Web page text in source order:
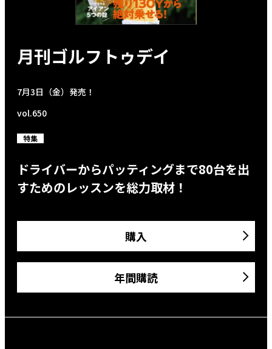
月刊ゴルフトゥデイ
7月3日（金）発売！
vol.650
特集
ドライバーからパッティングまで80台を出
すためのレッスンを総力取材！
購入
年間購読